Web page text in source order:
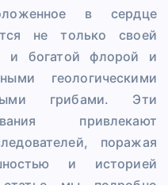
в сердце
не только своей
и богатой флорой и
геологическими
грибами. Эти
привлекают
поражая
и историей